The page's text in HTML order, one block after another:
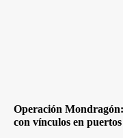
Operación
con vínculos en